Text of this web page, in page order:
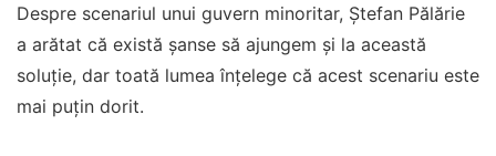
Despre scenariul unui guvern minoritar, Ştefan Pălărie
a arătat că există şanse să ajungem şi la această
soluţie, dar toată lumea înţelege că acest scenariu este
mai puţin dorit.